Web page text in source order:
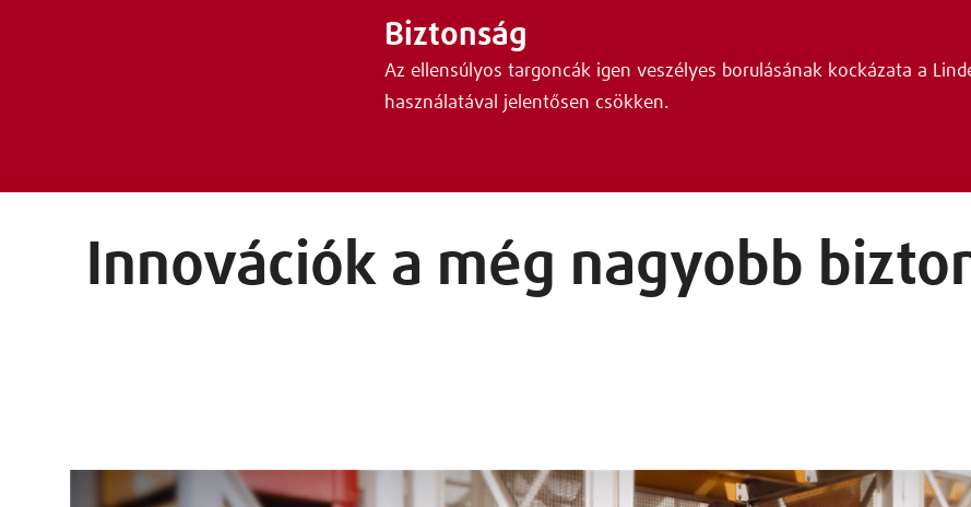
Biztonság
Az ellensúlyos targoncák igen veszélyes borulásának kockázata a
használatával jelentősen csökken.
Innovációk a még nagyobb
Dölésszög